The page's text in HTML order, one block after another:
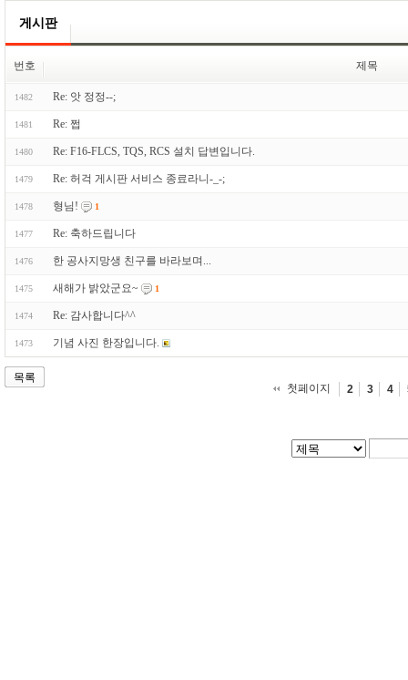
게시판
번호 제목
1482 Re: 앗 정정--;
1481 Re: 쩝
1480 Re: F16-FLCS, TQS, RCS 설치 답변입니다.
1479 Re: 허걱 게시판 서비스 종료라니-_-;
1478 형님! 1
1477 Re: 축하드립니다
1476 한 공사지망생 친구를 바라보며...
1475 새해가 밝았군요~ 1
1474 Re: 감사합니다^^
1473 기념 사진 한장입니다.
목록
첫페이지
2 3 4